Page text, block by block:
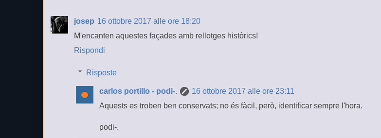
josep 16 ottobre 2017 alle ore 18:20
M'encanten aquestes façades amb rellotges històrics!
Rispondi
Risposte
carlos portillo - podi-.
16 ottobre 2017 alle ore 23:11
Aquests es troben ben conservats; no és fàcil, però, identificar sempre l'hora.
podi-.